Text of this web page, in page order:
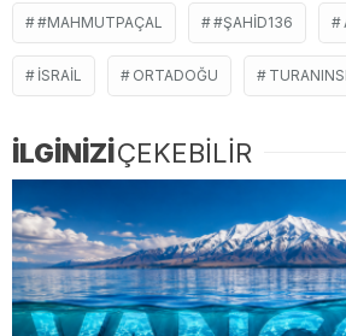
#MAHMUTPAÇAL #ŞAHID136
İSRAIL ORTADOĞU
İLGİNİZİÇEKEBİLİR